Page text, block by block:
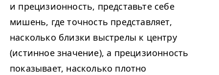
и прецизионность, представьте себе
мишень, где точность представляет,
насколько близки выстрелы к центру
(истинное значение), а прецизионность
показывает, насколько плотно